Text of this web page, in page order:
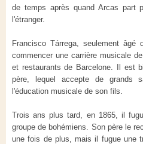
de temps après quand Arcas part
l'étranger.
Francisco Tárrega, seulement âgé
commencer une carrière musicale
et restaurants de Barcelone. Il est
père, lequel accepte de grands
l'éducation musicale de son fils.
Trois ans plus tard, en 1865, il
groupe de bohémiens. Son père le
une fois de plus, mais il fugue une